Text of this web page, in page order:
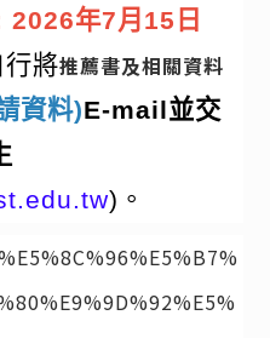
2026年7月 15 日
行將推薦書及相關資料
資料)E-mail並交
) 。